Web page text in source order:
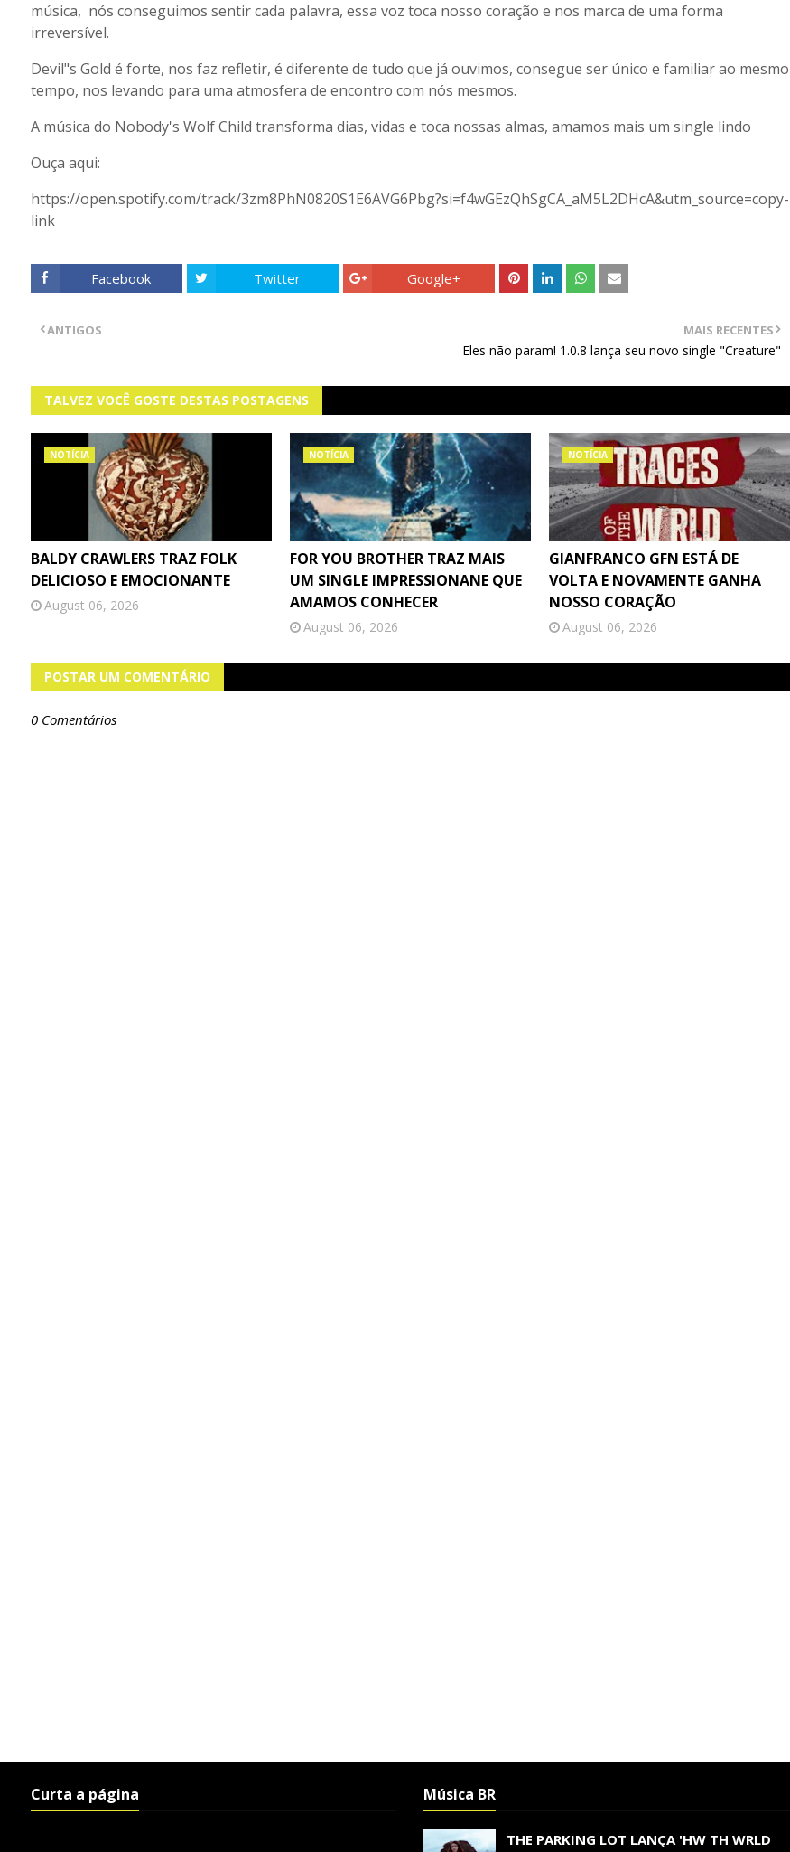
música, nós conseguimos sentir cada palavra, essa voz toca nosso coração e nos marca de uma forma
irreversível.
Devil"s Gold é forte, nos faz refletir, é diferente de tudo que já ouvimos, consegue ser único e familiar ao mesmo
tempo, nos levando para uma atmosfera de encontro com nós mesmos.
A música do Nobody's Wolf Child transforma dias, vidas e toca nossas almas, amamos mais um single lindo
Ouça aqui:
https://open.spotify.com/track/3zm8PhN0820S1E6AVG6Pbg?si=f4wGEzQhSgCA_aM5L2DHcA&utm_source=copy-
link
Facebook Twitter Google+
MAIS RECENTES
Eles não param! 1.0.8 lança seu novo single "Creature"
ANTIGOS
TALVEZ VOCÊ GOSTE DESTAS POSTAGENS
NOTÍCIA
BALDY CRAWLERS TRAZ FOLK
DELICIOSO E EMOCIONANTE
August 06, 2026
NOTÍCIA
FOR YOU BROTHER TRAZ MAIS
UM SINGLE IMPRESSIONANE QUE
AMAMOS CONHECER
August 06, 2026
NOTÍCIA
GIANFRANCO GFN ESTÁ DE
VOLTA E NOVAMENTE GANHA
NOSSO CORAÇÃO
August 06, 2026
POSTAR UM COMENTÁRIO
0 Comentários
Curta a página Música BR
THE PARKING LOT LANÇA 'HW TH WRLD